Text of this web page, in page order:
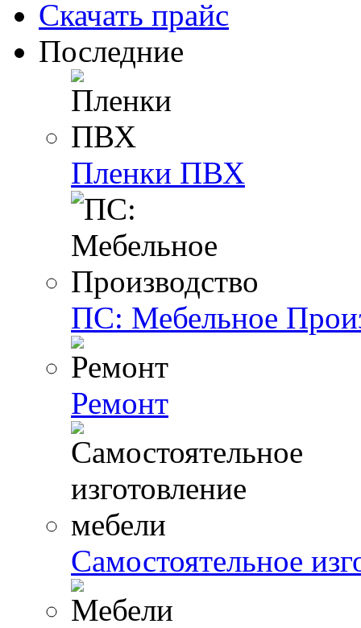
Скачать прайс
Последние
Пленки ПВХ
ПС: Мебельное
Ремонт
Самостоятельное